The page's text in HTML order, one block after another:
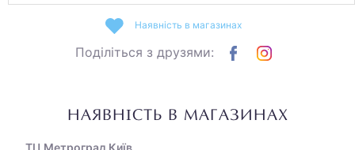
Наявність в магазинах
Поділіться з друзями:
НАЯВНІСТЬ В МАГАЗИНАХ
ТЦ Метроград Київ